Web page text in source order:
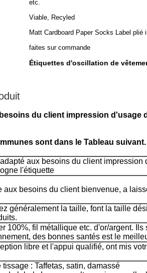
etc.
Viable, Recyled
Matt Cardboard Paper Socks Label plié
faites sur commande
Étiquettes d'oscillation de
du client impression d'usage
sont dans le Tableau suivant.
aux besoins du client impression
l'étiquette
aux besoins du client bienvenue, a
généralement la taille, font la taille
100%, fil métallique etc. d'or/argent. Ils
des bonnes santés est le
libre et l'appui qualifié, ont mis
tissage : Taffetas, satin, damassé